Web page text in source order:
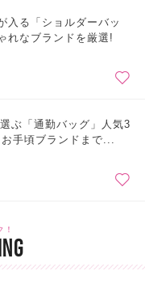
入る「ショルダーバッ
れなブランドを厳選!
ぶ「通勤バッグ」人気3
手頃ブランドまで...
！